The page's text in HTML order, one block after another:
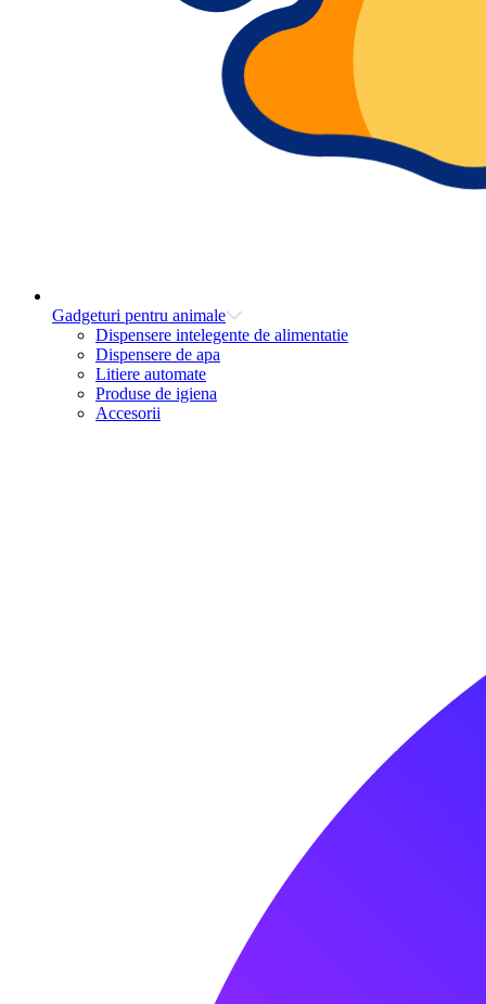
Gadgeturi pentru animale
Dispensere intelegente de alimentatie
Dispensere de apa
Litiere automate
Produse de igiena
Accesorii